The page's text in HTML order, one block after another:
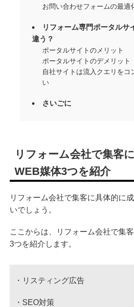
お問い合わせフォームの最適
リフォーム専門ポータルサ
違う？
ポータルサイトのメリット
ポータルサイトのデメリット
自社サイトは流入クエリをコ
い
さいごに
リフォーム会社で集客
WEB媒体3つを紹介
リフォーム会社で集客に具体的に
いでしょう。
ここからは、リフォーム会社で集
3つを紹介します。
・リスティング広告
・SEO対策